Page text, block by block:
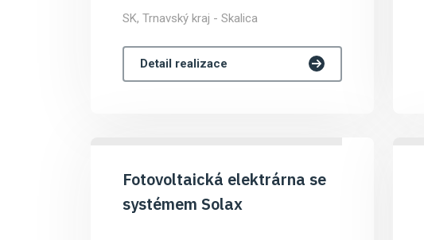
SK, Trnavský kraj - Skalica
Detail realizace
Fotovoltaická elektrárna se
systémem Solax